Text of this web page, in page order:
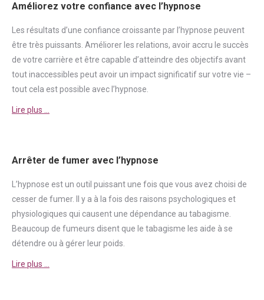
Améliorez votre confiance avec l’hypnose
Les résultats d’une confiance croissante par l’hypnose peuvent
être très puissants. Améliorer les relations, avoir accru le succès
de votre carrière et être capable d’atteindre des objectifs avant
tout inaccessibles peut avoir un impact significatif sur votre vie –
tout cela est possible avec l’hypnose.
Lire plus …
Arrêter de fumer avec l’hypnose
L’hypnose est un outil puissant une fois que vous avez choisi de
cesser de fumer. Il y a à la fois des raisons psychologiques et
physiologiques qui causent une dépendance au tabagisme.
Beaucoup de fumeurs disent que le tabagisme les aide à se
détendre ou à gérer leur poids.
Lire plus …